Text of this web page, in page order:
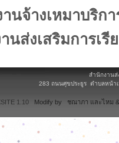
านจ้างเหมาบริ
ส่งเสริมการเรี
สำนักงานส่
283 ถนนศุขประยูร ตำบลหน้า
1.10 Modify by ชณาภา และไหม